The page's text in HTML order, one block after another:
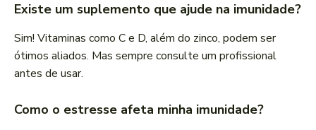
Existe um suplemento que ajude na imunidade?
Sim! Vitaminas como C e D, além do zinco, podem ser
ótimos aliados. Mas sempre consulte um profissional
antes de usar.
Como o estresse afeta minha imunidade?